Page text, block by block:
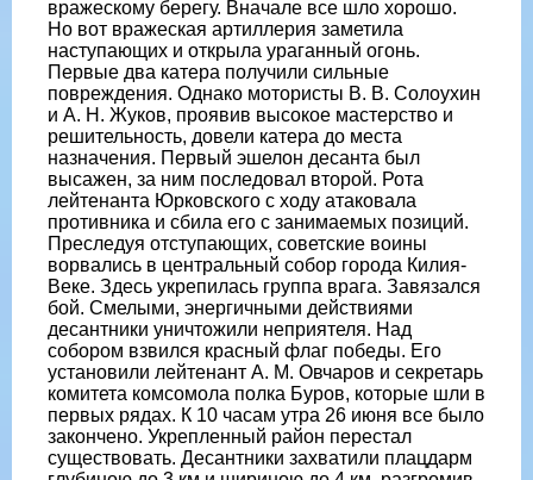
вражескому берегу. Вначале все шло хорошо.
Но вот вражеская артиллерия заметила
наступающих и открыла ураганный огонь.
Первые два катера получили сильные
повреждения. Однако мотористы В. В. Солоухин
и А. Н. Жуков, проявив высокое мастерство и
решительность, довели катера до места
назначения. Первый эшелон десанта был
высажен, за ним последовал второй. Рота
лейтенанта Юрковского с ходу атаковала
противника и сбила его с занимаемых позиций.
Преследуя отступающих, советские воины
ворвались в центральный собор города Килия-
Веке. Здесь укрепилась группа врага. Завязался
бой. Смелыми, энергичными действиями
десантники уничтожили неприятеля. Над
собором взвился красный флаг победы. Его
установили лейтенант А. М. Овчаров и секретарь
комитета комсомола полка Буров, которые шли в
первых рядах. К 10 часам утра 26 июня все было
закончено. Укрепленный район перестал
существовать. Десантники захватили плацдарм